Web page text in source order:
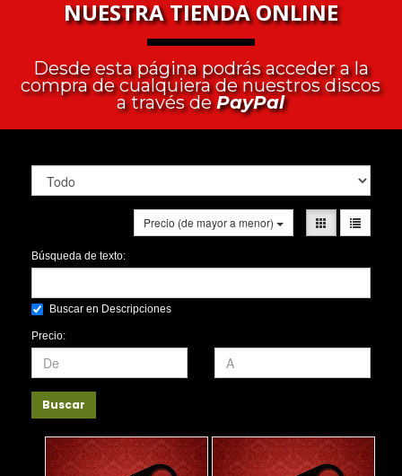
NUESTRA TIENDA ONLINE
Desde esta página podrás acceder a la
compra de cualquiera de nuestros discos
a través dePayPal
Precio (de mayor a menor)
Búsqueda de texto:
Buscar en Descripciones
Precio:
Buscar